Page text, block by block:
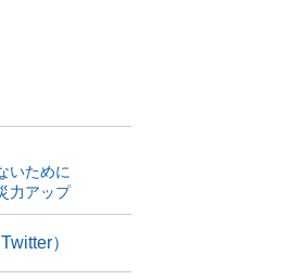
いために
力アップ
）